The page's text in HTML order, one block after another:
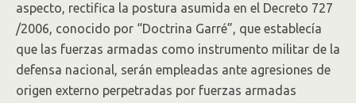
aspecto, rectifica la postura asumida en el Decreto 727
/2006, conocido por “Doctrina Garré”, que establecía
que las fuerzas armadas como instrumento militar de la
defensa nacional, serán empleadas ante agresiones de
origen externo perpetradas por fuerzas armadas